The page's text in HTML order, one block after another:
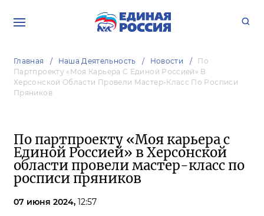
Главная Наша Деятельность Новости
По
Партпроекту «Моя Карьера С Единой Россией» В
Херсонской Области Провели Мастер-Класс По Росписи
Пряников
По партпроекту «Моя карьера с
Единой Россией» в Херсонской
области провели мастер-класс по
росписи пряников
07 июня 2024, 12:57